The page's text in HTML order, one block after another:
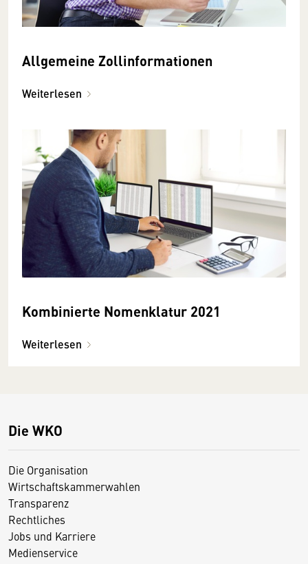
Allgemeine Zollinformationen
Weiterlesen
Kombinierte Nomenklatur 2021
Weiterlesen
Die WKO
Die Organisation
Wirtschaftskammerwahlen
Transparenz
Rechtliches
Jobs und Karriere
Medienservice